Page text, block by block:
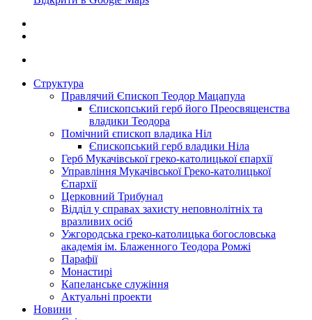
Структура
Правлячий Єпископ Теодор Мацапула
Єпископський герб його Преосвященства
владики Теодора
Помічний єпископ владика Ніл
Єпископський герб владики Ніла
Герб Мукачівської греко-католицької єпархії
Управління Мукачівської Греко-католицької
Єпархії
Церковний Трибунал
Відділ у справах захисту неповнолітніх та
вразливих осіб
Ужгородська греко-католицька богословська
академія ім. Блаженного Теодора Ромжі
Парафії
Монастирі
Капеланське служіння
Актуальні проекти
Новини